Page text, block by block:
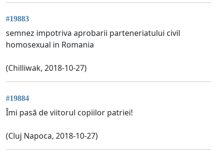
#19883
semnez impotriva aprobarii parteneriatului civil
homosexual in Romania
(Chilliwak, 2018-10-27)
#19884
Îmi pasă de viitorul copiilor patriei!
(Cluj Napoca, 2018-10-27)